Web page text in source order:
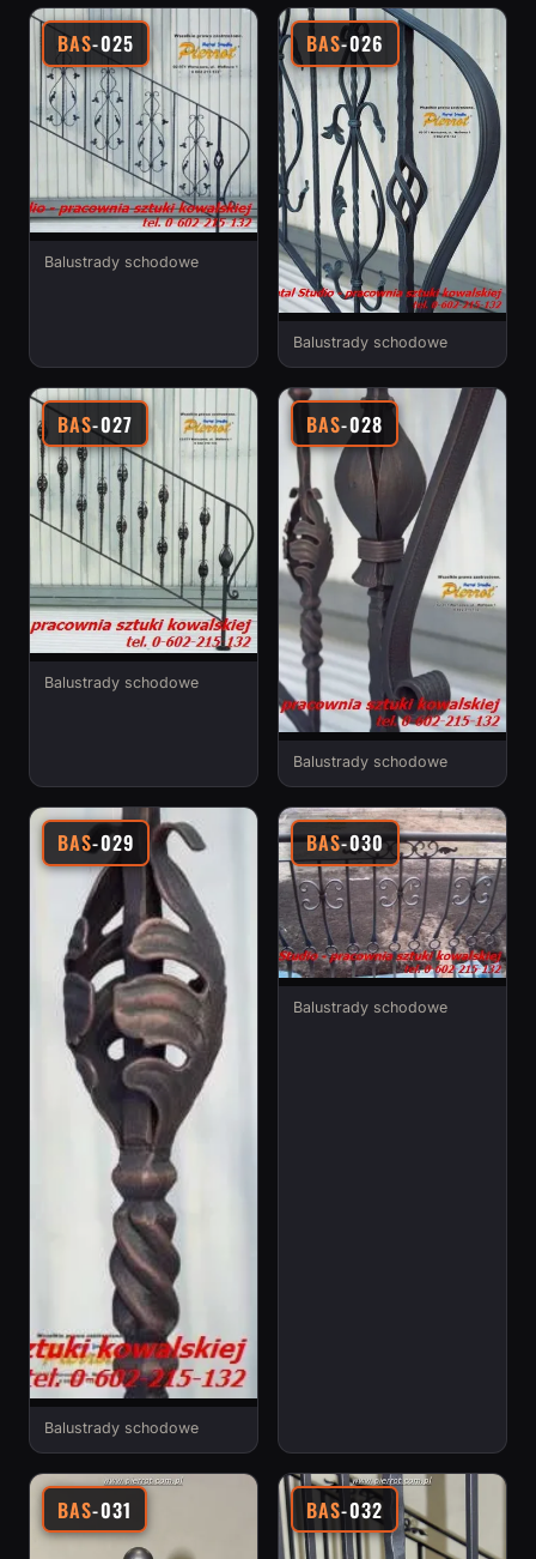
BAS-025
Balustrady schodowe
BAS-026
Balustrady schodowe
BAS-027
Balustrady schodowe
BAS-028
Balustrady schodowe
BAS-029
Balustrady schodowe
BAS-030
Balustrady schodowe
BAS-031 BAS-032